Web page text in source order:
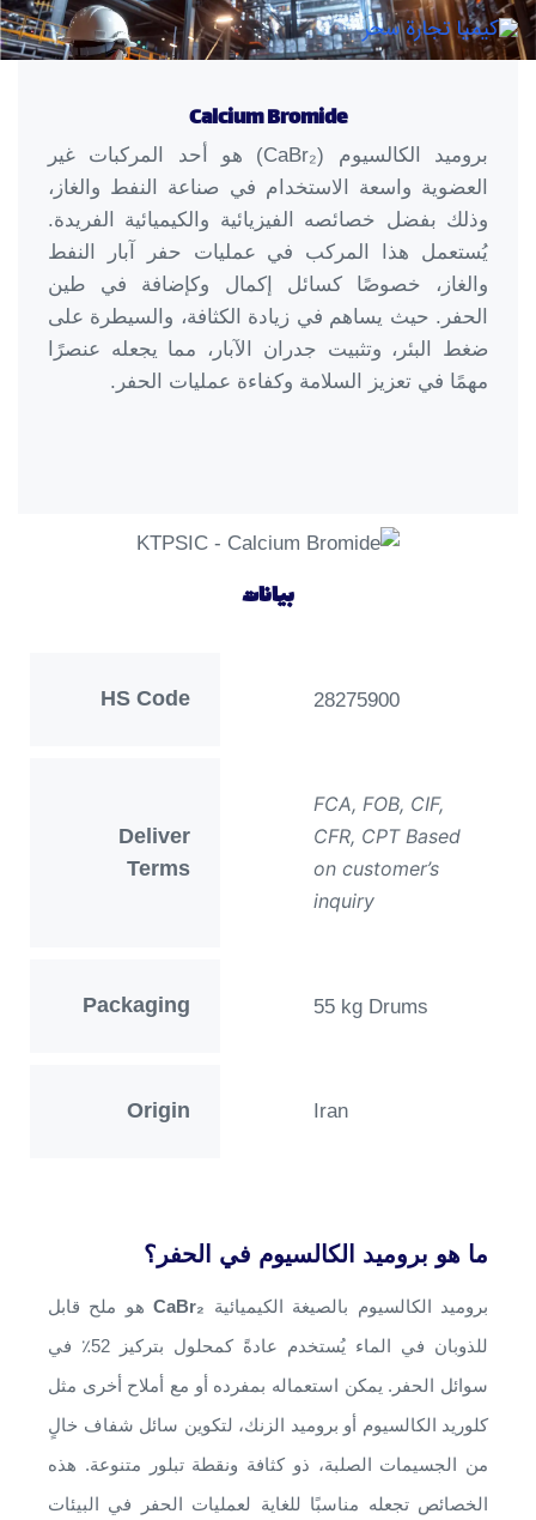
Calcium Bromide
بروميد الكالسيوم (CaBr₂) هو أحد المركبات غير
العضوية واسعة الاستخدام في صناعة النفط والغاز،
وذلك بفضل خصائصه الفيزيائية والكيميائية الفريدة.
يُستعمل هذا المركب في عمليات حفر آبار النفط
والغاز، خصوصًا كسائل إكمال وكإضافة في طين
الحفر. حيث يساهم في زيادة الكثافة، والسيطرة على
ضغط البئر، وتثبيت جدران الآبار، مما يجعله عنصرًا
مهمًا في تعزيز السلامة وكفاءة عمليات الحفر.
ما هو بروميد الكالسيوم في الحفر؟
بروميد الكالسيوم بالصيغة الكيميائية CaBr₂هو ملح قابل
للذوبان في الماء يُستخدم عادةً كمحلول بتركيز 52٪ في
سوائل الحفر. يمكن استعماله بمفرده أو مع أملاح أخرى مثل
كلوريد الكالسيوم أو بروميد الزنك، لتكوين سائل شفاف خالٍ
من الجسيمات الصلبة، ذو كثافة ونقطة تبلور متنوعة. هذه
الخصائص تجعله مناسبًا للغاية لعمليات الحفر في البيئات
بيانات
28275900
HS Code
FCA, FOB, CIF,
CFR, CPT Based
on customer’s
inquiry
Deliver
Terms
55 kg Drums
Packaging
Iran
Origin